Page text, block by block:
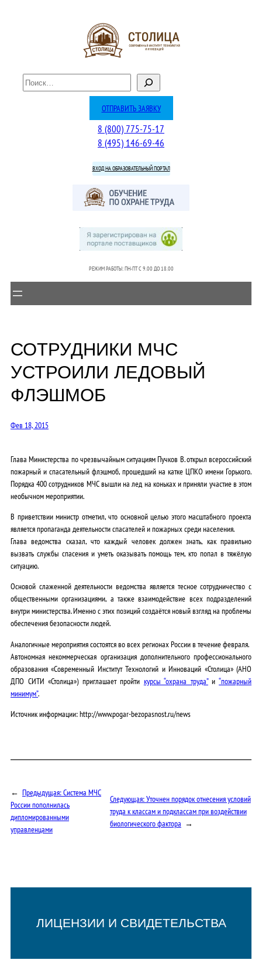
П
о
ОТПРАВИТЬ ЗАЯВКУ
8 (800) 775-75-17
8 (495) 146-69-46
ВХОД НА ОБРАЗОВАТЕЛЬНЫЙ ПОРТАЛ
РЕЖИМ РАБОТЫ: ПН-ПТ C 9.00 ДО 18.00
СОТРУДНИКИ МЧС
УСТРОИЛИ ЛЕДОВЫЙ
ФЛЭШМОБ
Фев 18, 2015
Глава Министерства по чрезвычайным ситуациям Пучков В. открыл всероссийский
пожарный и спасательный флэшмоб, прошедший на катке ЦПКО имени Горького.
Порядка 400 сотрудников МЧС вышли на лед на коньках и приняли участие в этом
необычном мероприятии.
В приветствии министр отметил, что основной целью этого масштабного проекта
является пропаганда деятельности спасателей и пожарных среди населения.
Глава ведомства сказал, что каждый человек должен знать, как правильно
вызвать службы спасения и уметь оказывать помощь тем, кто попал в тяжёлую
ситуацию.
Основой слаженной деятельности ведомства является тесное сотрудничество с
общественными организациями, а также взаимодействие всех подразделений
внутри министерства. Именно с этих позиций создаётся новый взгляд на проблемы
обеспечения безопасности людей.
Аналогичные мероприятия состоятся во всех регионах России в течение февраля.
Автономная некоммерческая организация дополнительного профессионального
образования «Современный Институт Технологий и Инноваций «Столица» (АНО
ДПО СИТИ «Столица») приглашает пройти курсы “охрана труда”и“пожарный
минимум”.
Источник информации: http://www.pogar-bezopasnost.ru/news
← Предыдущая:Система МЧС
России пополнилась
дипломированными
управленцами
Следующая:Уточнен порядок отнесения условий
труда к классам и подклассам при воздействии
биологического фактора →
ЛИЦЕНЗИИ И СВИДЕТЕЛЬСТВА